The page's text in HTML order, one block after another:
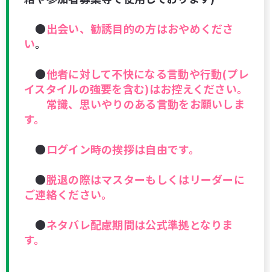
●出会い、勧誘目的の方はおやめくださ
い。
●他者に対して不快になる言動や行動(プレ
イスタイルの強要を含む)はお控えください。
常識、思いやりのある言動をお願いしま
す。
●ログイン時の挨拶は自由です。
●脱退の際はマスターもしくはリーダーに
ご連絡ください。
●ネタバレ配慮期間は公式準拠となりま
す。